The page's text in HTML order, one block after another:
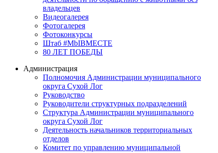
владельцев
Видеогалерея
Фотогалерея
Фотоконкурсы
Штаб #MbIBMECTE
80 ЛЕТ ПОБЕДЫ
Администрация
Полномочия Администрации муниципального
округа Сухой Лог
Руководство
Руководители структурных подразделений
Структура Администрации муниципального
округа Сухой Лог
Деятельность начальников территориальных
отделов
Комитет по управлению муниципальной